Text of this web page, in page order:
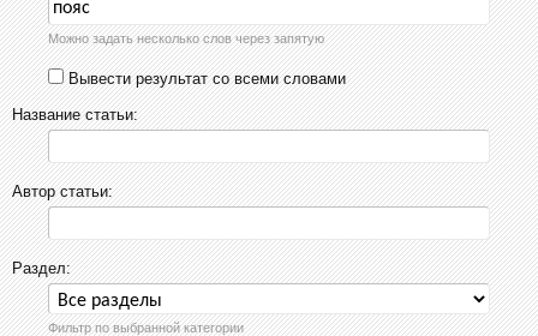
Можно задать несколько слов через запятую
Вывести результат со всеми словами
Название статьи:
Автор статьи:
Раздел:
Фильтр по выбранной категории